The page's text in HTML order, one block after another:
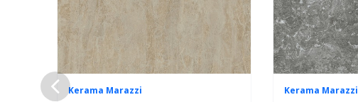
Kerama Marazzi Kerama Marazzi